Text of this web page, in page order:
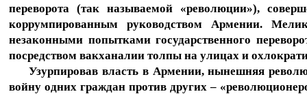
переворота (так называемой «революции»),
коррумпированным руководством Армении.
незаконными попытками государственного
посредством вакханалии толпы на улицах и
Узурпировав власть в Армении, нынешняя
войну одних граждан против других –